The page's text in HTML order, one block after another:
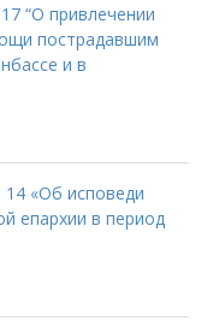
“О привлечении
пострадавшим
и в
«Об исповеди
епархии в период